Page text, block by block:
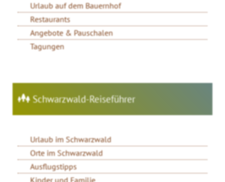
Urlaub auf dem Bauernhof
Restaurants
Angebote & Pauschalen
Tagungen
Schwarzwald-Reiseführer
Urlaub im Schwarzwald
Orte im Schwarzwald
Ausflugstipps